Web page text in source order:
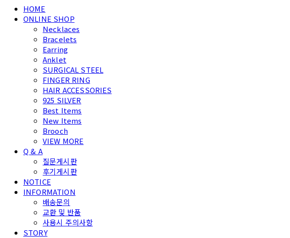
HOME
ONLINE SHOP
Necklaces
Bracelets
Earring
Anklet
SURGICAL STEEL
FINGER RING
HAIR ACCESSORIES
925 SILVER
Best Items
New Items
Brooch
VIEW MORE
Q & A
질문게시판
후기게시판
NOTICE
INFORMATION
배송문의
교환 및 반품
사용시 주의사항
STORY